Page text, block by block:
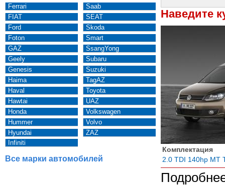
Ferrari
FIAT
Ford
Foton
GAZ
Geely
Genesis
Haima
Haval
Hawtai
Honda
Hummer
Hyundai
Infiniti
Saab
SEAT
Skoda
Smart
SsangYong
Subaru
Suzuki
TagAZ
Toyota
UAZ
Volkswagen
Volvo
ZAZ
Все марки автомобилей
Наведите
Комплектация
2.0 TDI 140hp MT